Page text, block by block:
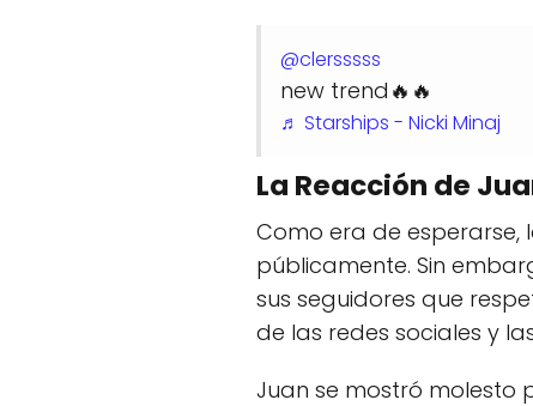
@clersssss
new trend🔥🔥
♬ Starships - Nicki Minaj
La Reacción de
Como era de esperarse,
públicamente. Sin
sus seguidores que
de las redes sociales y
Juan se mostró molesto